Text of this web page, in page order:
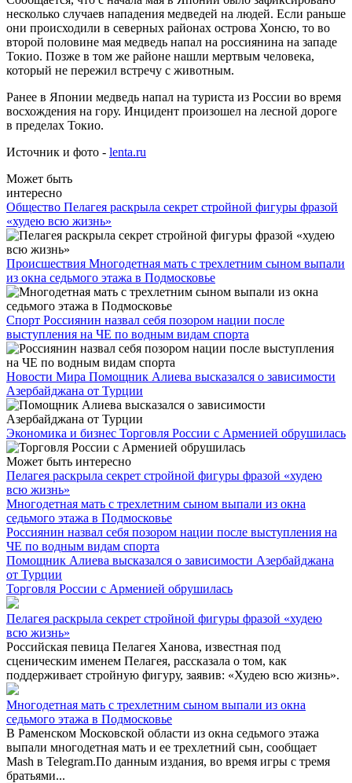
несколько случаев нападения медведей на людей. Если раньше
они происходили в северных районах острова Хонсю, то во
второй половине мая медведь напал на россиянина на западе
Токио. Позже в том же районе нашли мертвым человека,
который не пережил встречу с животным.
Ранее в Японии медведь напал на туриста из России во время
восхождения на гору. Инцидент произошел на лесной дороге
в пределах Токио.
Источник и фото - lenta.ru
Может быть
интересно
Общество Пелагея раскрыла секрет стройной фигуры фразой
«худею всю жизнь»
Происшествия Многодетная мать с трехлетним сыном выпали
из окна седьмого этажа в Подмосковье
Спорт Россиянин назвал себя позором нации после
выступления на ЧЕ по водным видам спорта
Новости Мира Помощник Алиева высказался о зависимости
Азербайджана от Турции
Экономика и бизнес Торговля России с Арменией обрушилась
Может быть интересно
Пелагея раскрыла секрет стройной фигуры фразой «худею
всю жизнь»
Многодетная мать с трехлетним сыном выпали из окна
седьмого этажа в Подмосковье
Россиянин назвал себя позором нации после выступления на
ЧЕ по водным видам спорта
Помощник Алиева высказался о зависимости Азербайджана
от Турции
Торговля России с Арменией обрушилась
Пелагея раскрыла секрет стройной фигуры фразой «худею
всю жизнь»
Российская певица Пелагея Ханова, известная под
сценическим именем Пелагея, рассказала о том, как
поддерживает стройную фигуру, заявив: «Худею всю жизнь».
Многодетная мать с трехлетним сыном выпали из окна
седьмого этажа в Подмосковье
В Раменском Московской области из окна седьмого этажа
выпали многодетная мать и ее трехлетний сын, сообщает
Mash в Telegram.По данным издания, во время игры с тремя
братьями...